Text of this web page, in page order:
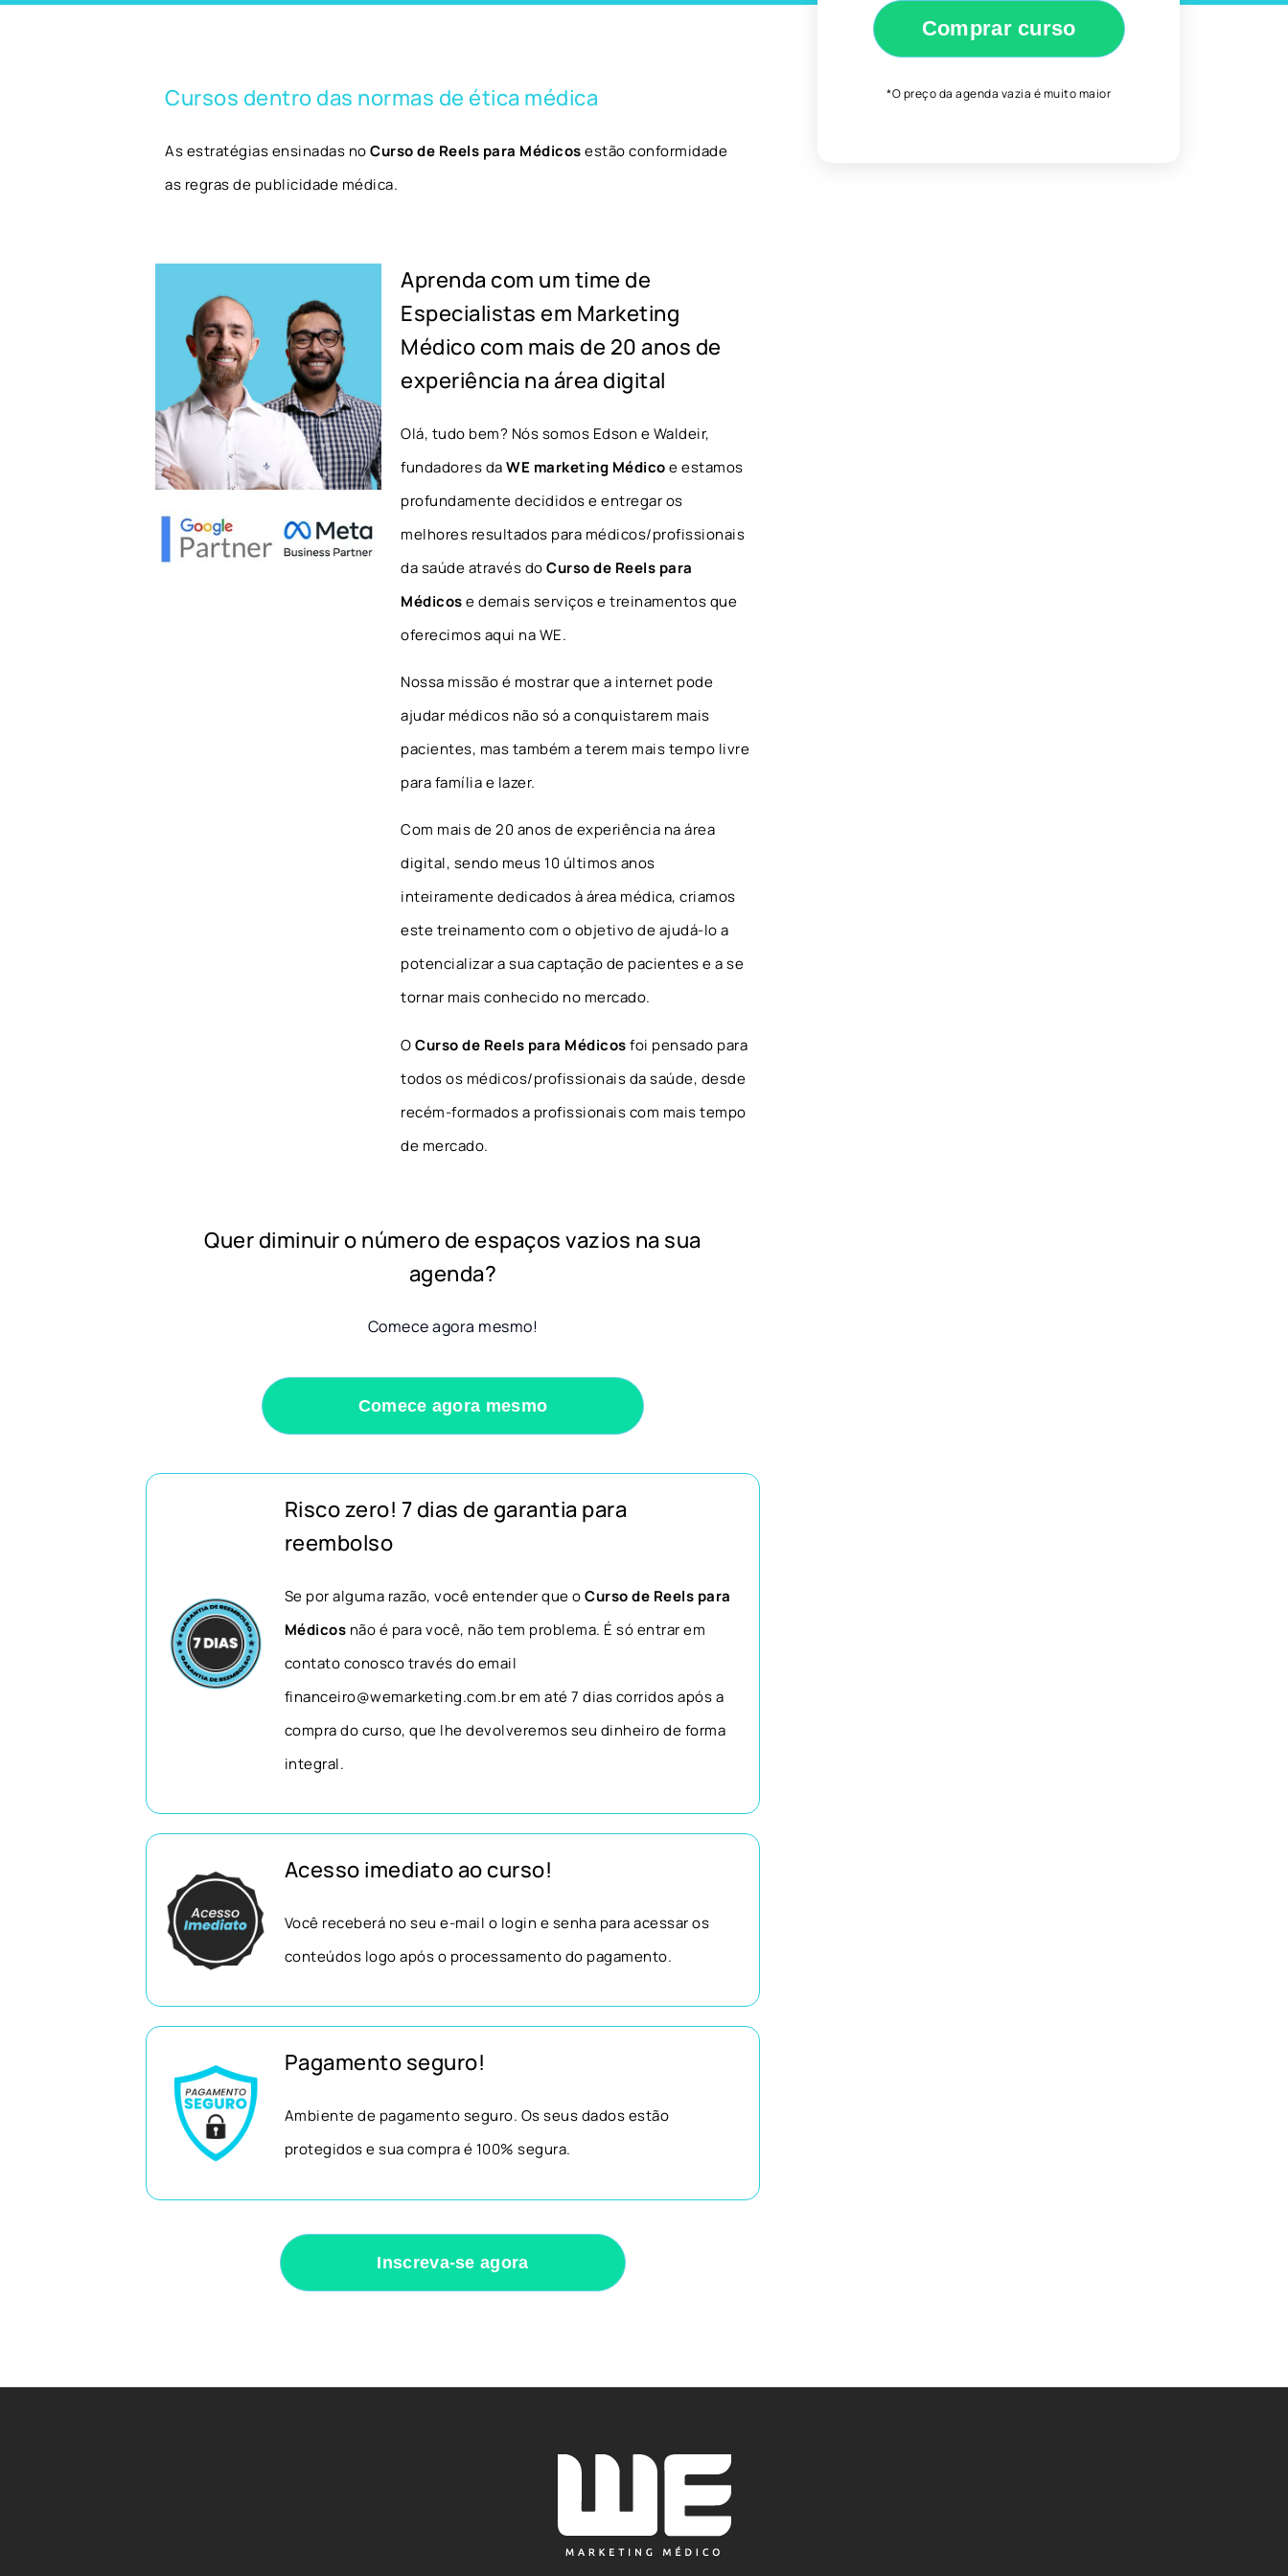
Cursos dentro das normas de ética médica
As estratégias ensinadas noCurso de Reels para Médicosestão conformidade
as regras de publicidade médica.
Aprenda com um time de
Especialistas em Marketing
Médico com mais de 20 anos de
experiência na área digital
Olá, tudo bem? Nós somos Edson e Waldeir,
fundadores daWE marketing Médicoe estamos
profundamente decididos e entregar os
melhores resultados para médicos/profissionais
da saúde através doCurso de Reels para
Médicose demais serviços e treinamentos que
oferecimos aqui na WE.
Nossa missão é mostrar que a internet pode
ajudar médicos não só a conquistarem mais
pacientes, mas também a terem mais tempo livre
para família e lazer.
Com mais de 20 anos de experiência na área
digital, sendo meus 10 últimos anos
inteiramente dedicados à área médica, criamos
este treinamento com o objetivo de ajudá-lo a
potencializar a sua captação de pacientes e a se
tornar mais conhecido no mercado.
OCurso de Reels para Médicos foi pensado para
todos os médicos/profissionais da saúde, desde
recém-formados a profissionais com mais tempo
de mercado.
Quer diminuir o número de espaços vazios na sua
agenda?
Comece agora mesmo!
Comece agora mesmo
Risco zero! 7 dias de garantia para
reembolso
Se por alguma razão, você entender que oCurso de Reels para
Médicos não é para você, não tem problema. É só entrar em
contato conosco través do email
financeiro@wemarketing.com.br em até 7 dias corridos após a
compra do curso, que lhe devolveremos seu dinheiro de forma
integral.
Acesso imediato ao curso!
Você receberá no seu e-mail o login e senha para acessar os
conteúdos logo após o processamento do pagamento.
Pagamento seguro!
Ambiente de pagamento seguro. Os seus dados estão
protegidos e sua compra é 100% segura.
Inscreva-se agora
Comprar curso
*O preço da agenda vazia é muito maior